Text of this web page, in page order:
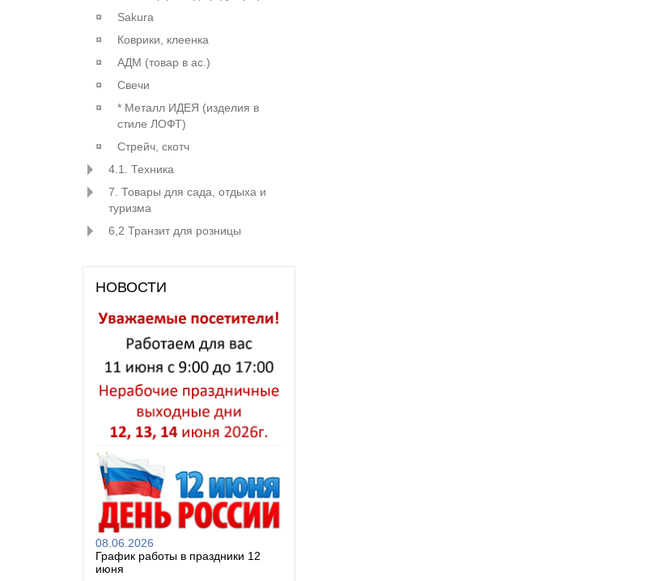
Sakura
Коврики, клеенка
АДМ (товар в ас.)
Свечи
* Металл ИДЕЯ (изделия в
стиле ЛОФТ)
Стрейч, скотч
4.1. Техника
7. Товары для сада, отдыха и
туризма
6,2 Транзит для розницы
НОВОСТИ
08.06.2026
График работы в праздники 12
июня